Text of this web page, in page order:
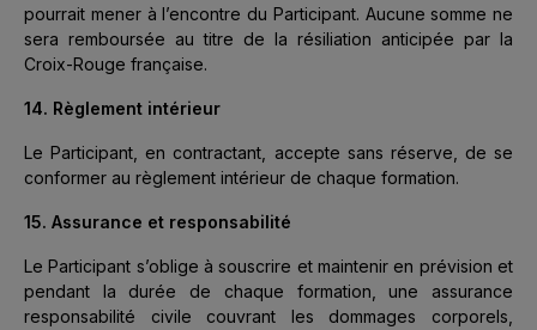
pourrait mener à l’encontre du Participant. Aucune somme ne
sera remboursée au titre de la résiliation anticipée par la
Croix-Rouge française.
14. Règlement intérieur
Le Participant, en contractant, accepte sans réserve, de se
conformer au règlement intérieur de chaque formation.
15. Assurance et responsabilité
Le Participant s’oblige à souscrire et maintenir en prévision et
pendant la durée de chaque formation, une assurance
responsabilité civile couvrant les dommages corporels,